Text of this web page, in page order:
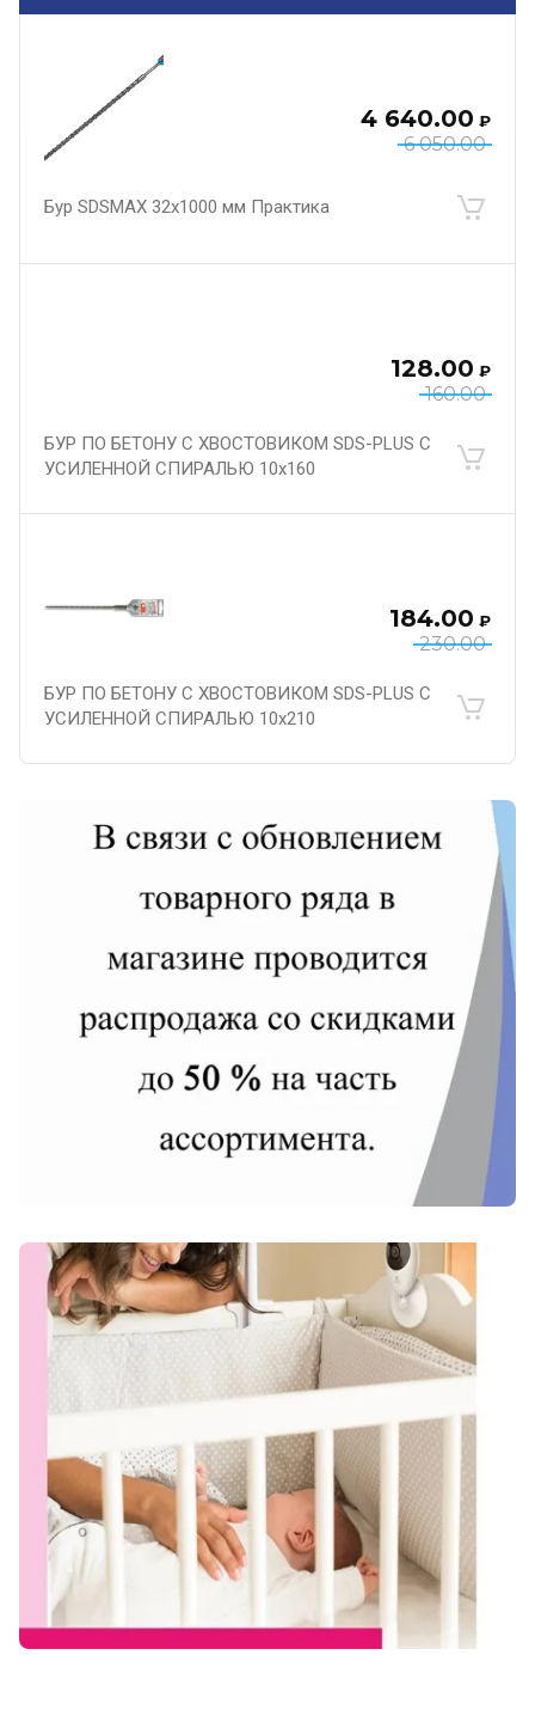
6 050.00
4 640.00 ₽
Бур SDSMAX 32х1000 мм Практика
160.00
128.00 ₽
БУР ПО БЕТОНУ С ХВОСТОВИКОМ SDS-PLUS С
УСИЛЕННОЙ СПИРАЛЬЮ 10х160
230.00
184.00 ₽
БУР ПО БЕТОНУ С ХВОСТОВИКОМ SDS-PLUS С
УСИЛЕННОЙ СПИРАЛЬЮ 10х210